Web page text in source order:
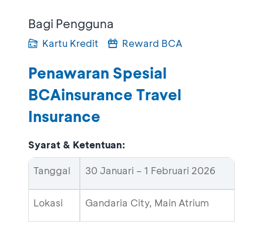
Bagi Pengguna
Kartu Kredit Reward BCA
Penawaran Spesial
BCAinsurance Travel
Insurance
Syarat & Ketentuan:
Tanggal 30 Januari – 1 Februari 2026
Lokasi Gandaria City, Main Atrium